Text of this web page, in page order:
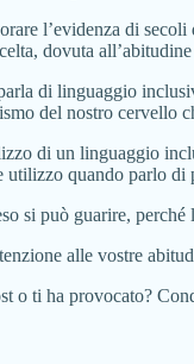
l’evidenza di
dovuta
di linguaggio
del nostro cervello
di un linguaggio
utilizzo quando parlo di
si può guarire,
alle vostre
o ti ha provocato?